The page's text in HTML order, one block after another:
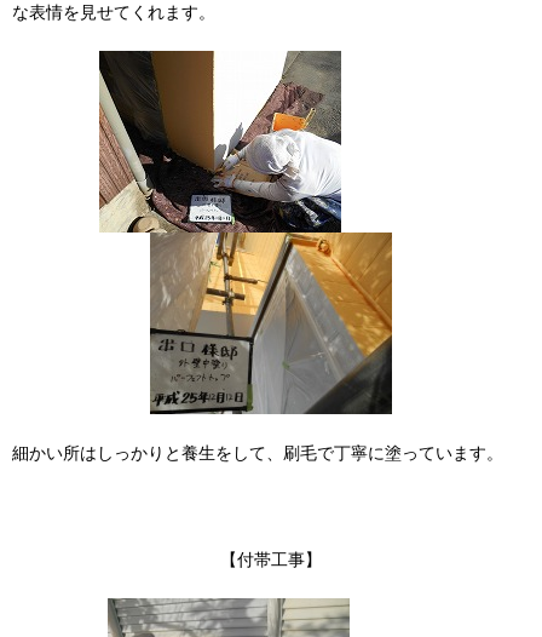
な表情を見せてくれます。
細かい所はしっかりと養生をして、刷毛で丁寧に塗っています。
【付帯工事】